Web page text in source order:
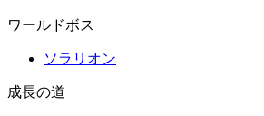
ワールドボス
ソラリオン
成長の道